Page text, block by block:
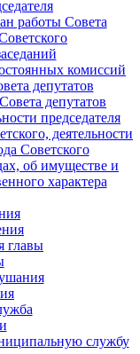
работы Совета
комиссий
депутатов
депутатов
председателя
деятельности
Советского
об имуществе и
характера
главы
службу